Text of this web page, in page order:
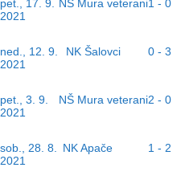
pet., 17. 9.
2021
NŠ Mura veterani1 - 0
ned., 12. 9.
2021
NK Šalovci 0 - 3
pet., 3. 9.
2021
NŠ Mura veterani2 - 0
sob., 28. 8.
2021
NK Apače 1 - 2